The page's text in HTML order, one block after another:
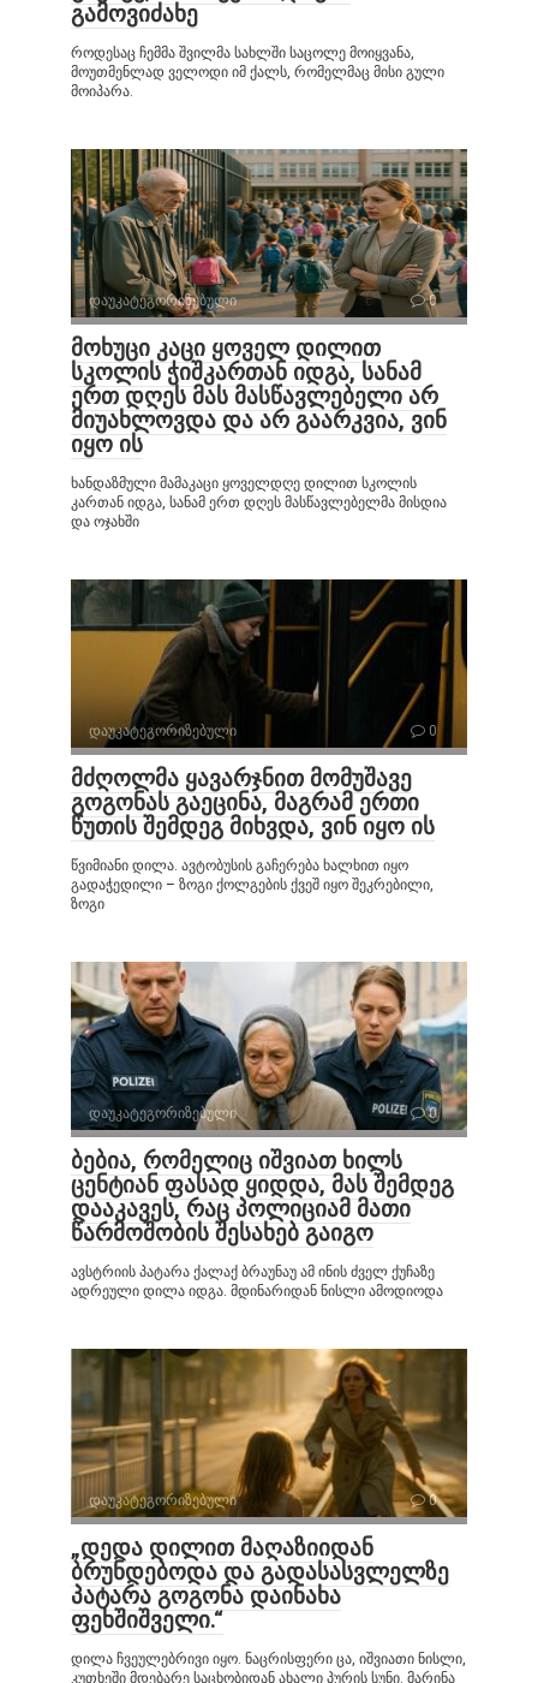
გამოვიძახე
როდესაც ჩემმა შვილმა სახლში საცოლე მოიყვანა,
მოუთმენლად ველოდი იმ ქალს, რომელმაც მისი გული
მოიპარა.
დაუკატეგორიზებული 0
მოხუცი კაცი ყოველ დილით
სკოლის ჭიშკართან იდგა, სანამ
ერთ დღეს მას მასწავლებელი არ
მიუახლოვდა და არ გაარკვია, ვინ
იყო ის
ხანდაზმული მამაკაცი ყოველდღე დილით სკოლის
კართან იდგა, სანამ ერთ დღეს მასწავლებელმა მისდია
და ოჯახში
დაუკატეგორიზებული 0
მძღოლმა ყავარჯნით მომუშავე
გოგონას გაეცინა, მაგრამ ერთი
წუთის შემდეგ მიხვდა, ვინ იყო ის
წვიმიანი დილა. ავტობუსის გაჩერება ხალხით იყო
გადაჭედილი – ზოგი ქოლგების ქვეშ იყო შეკრებილი,
ზოგი
დაუკატეგორიზებული 0
ბებია, რომელიც იშვიათ ხილს
ცენტიან ფასად ყიდდა, მას შემდეგ
დააკავეს, რაც პოლიციამ მათი
წარმოშობის შესახებ გაიგო
ავსტრიის პატარა ქალაქ ბრაუნაუ ამ ინის ძველ ქუჩაზე
ადრეული დილა იდგა. მდინარიდან ნისლი ამოდიოდა
დაუკატეგორიზებული 0
„დედა დილით მაღაზიიდან
ბრუნდებოდა და გადასასვლელზე
პატარა გოგონა დაინახა
ფეხშიშველი.“
დილა ჩვეულებრივი იყო. ნაცრისფერი ცა, იშვიათი ნისლი,
კუთხეში მდებარე საცხობიდან ახალი პურის სუნი. მარინა